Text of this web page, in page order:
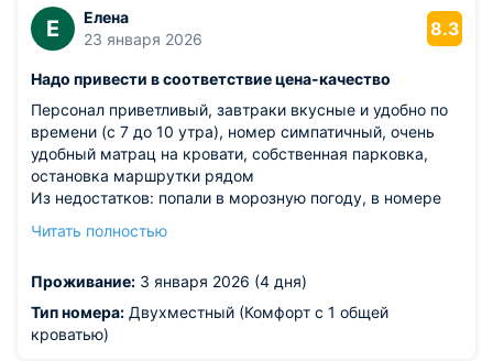
Е
Елена
23 января 2026
8.3
Надо привести в соответствие цена-качество
Персонал приветливый, завтраки вкусные и удобно по
времени (с 7 до 10 утра), номер симпатичный, очень
удобный матрац на кровати, собственная парковка,
остановка маршрутки рядом
Из недостатков: попали в морозную погоду, в номере
подтопить сплит-системой, главное включить на таймер
канализации в санузле, вентиляция не помогает!
Читать полностью
Проживание: 3 января 2026 (4 дня)
Тип номера: Двухместный (Комфорт с 1 общей
кроватью)